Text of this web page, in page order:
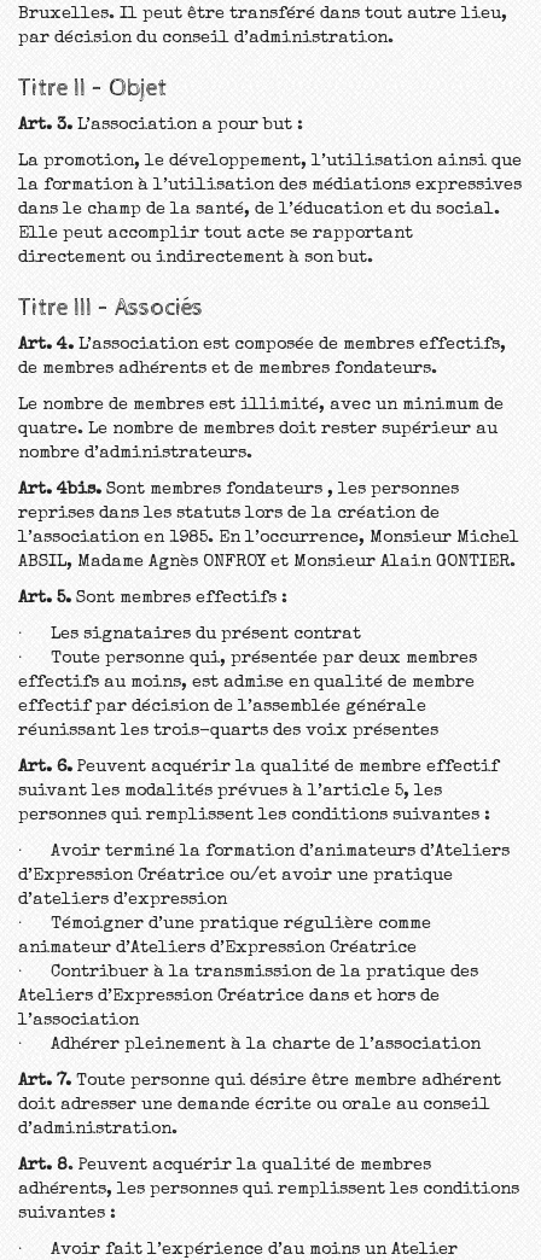
Bruxelles. Il peut être transféré dans tout autre lieu,
par décision du conseil d’administration.
Titre II – Objet
Art. 3. L’association a pour but :
La promotion, le développement, l’utilisation ainsi que
la formation à l’utilisation des médiations expressives
dans le champ de la santé, de l’éducation et du social.
Elle peut accomplir tout acte se rapportant
directement ou indirectement à son but.
Titre III – Associés
Art. 4. L’association est composée de membres effectifs,
de membres adhérents et de membres fondateurs.
Le nombre de membres est illimité, avec un minimum de
quatre. Le nombre de membres doit rester supérieur au
nombre d’administrateurs.
Art. 4bis. Sont membres fondateurs , les personnes
reprises dans les statuts lors de la création de
l’association en 1985. En l’occurrence, Monsieur Michel
ABSIL, Madame Agnès ONFROY et Monsieur Alain GONTIER.
Art. 5. Sont membres effectifs :
· Les signataires du présent contrat
· Toute personne qui, présentée par deux membres
effectifs au moins, est admise en qualité de membre
effectif par décision de l’assemblée générale
réunissant les trois-quarts des voix présentes
Art. 6. Peuvent acquérir la qualité de membre effectif
suivant les modalités prévues à l’article 5, les
personnes qui remplissent les conditions suivantes :
· Avoir terminé la formation d’animateurs d’Ateliers
d’Expression Créatrice ou/et avoir une pratique
d’ateliers d’expression
· Témoigner d’une pratique régulière comme
animateur d’Ateliers d’Expression Créatrice
· Contribuer à la transmission de la pratique des
Ateliers d’Expression Créatrice dans et hors de
l’association
· Adhérer pleinement à la charte de l’association
Art. 7. Toute personne qui désire être membre adhérent
doit adresser une demande écrite ou orale au conseil
d’administration.
Art. 8. Peuvent acquérir la qualité de membres
adhérents, les personnes qui remplissent les conditions
suivantes :
· Avoir fait l’expérience d’au moins un Atelier